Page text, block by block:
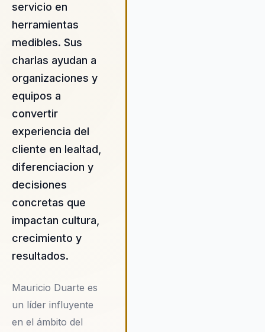
servicio en
herramientas
medibles. Sus
charlas ayudan a
organizaciones y
equipos a
convertir
experiencia del
cliente en lealtad,
diferenciacion y
decisiones
concretas que
impactan cultura,
crecimiento y
resultados.
Mauricio Duarte es
un líder influyente
en el ámbito del